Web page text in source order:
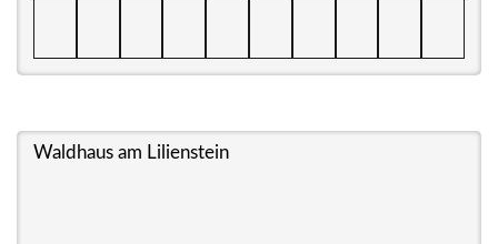
Waldhaus am Lilienstein